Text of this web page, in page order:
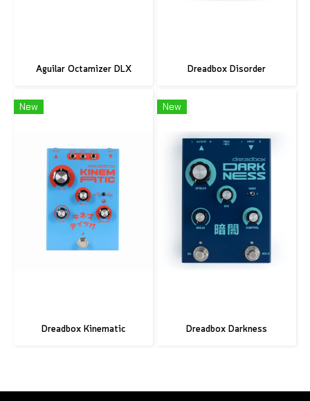
Aguilar Octamizer DLX Dreadbox Disorder
New
Dreadbox Kinematic
New
Dreadbox Darkness